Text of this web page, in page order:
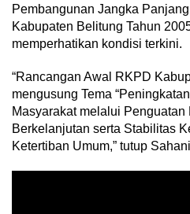
Pembangunan Jangka
Kabupaten Belitung Tahun
memperhatikan kondisi terkini.
“Rancangan Awal RKPD
mengusung Tema
Masyarakat melalui Penguatan
Berkelanjutan serta Stabilitas
Ketertiban Umum,” tutup